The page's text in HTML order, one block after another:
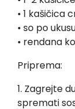
• 1 kašičica
• so po
• rendana
Priprema:
1. Zagrejte
spremati